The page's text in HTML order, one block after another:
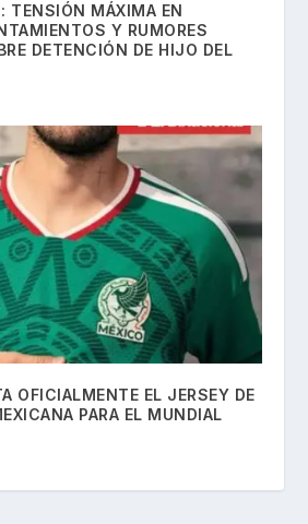
TENSIÓN MÁXIMA EN
Y RUMORES
DETENCIÓN DE HIJO DEL
OFICIALMENTE EL JERSEY DE
PARA EL MUNDIAL